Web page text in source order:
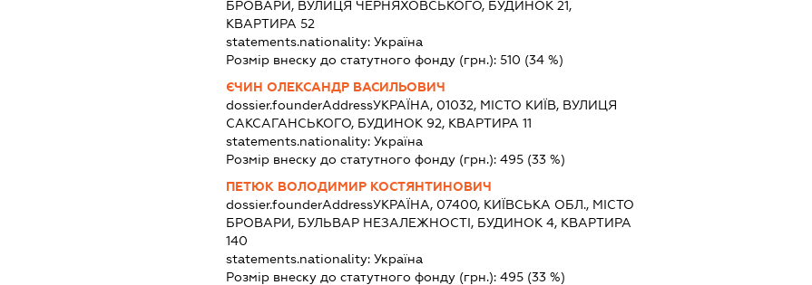
БРОВАРИ, ВУЛИЦЯ ЧЕРНЯХОВСЬКОГО, БУДИНОК 21,
КВАРТИРА 52
statements.nationality:Україна
Розмір внеску до статутного фонду (грн.):510 (34 %)
ЄЧИН ОЛЕКСАНДР ВАСИЛЬОВИЧ
dossier.founderAddressУКРАЇНА, 01032, МІСТО КИЇВ, ВУЛИЦЯ
САКСАГАНСЬКОГО, БУДИНОК 92, КВАРТИРА 11
statements.nationality:Україна
Розмір внеску до статутного фонду (грн.):495 (33 %)
ПЕТЮК ВОЛОДИМИР КОСТЯНТИНОВИЧ
dossier.founderAddressУКРАЇНА, 07400, КИЇВСЬКА ОБЛ., МІСТО
БРОВАРИ, БУЛЬВАР НЕЗАЛЕЖНОСТІ, БУДИНОК 4, КВАРТИРА
140
statements.nationality:Україна
Розмір внеску до статутного фонду (грн.):495 (33 %)